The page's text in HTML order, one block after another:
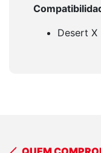
Desert X